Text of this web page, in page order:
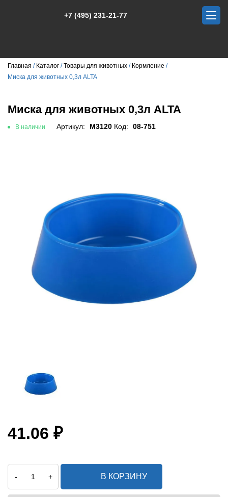
+7 (495) 231-21-77
Главная Каталог Товары для животных
Кормление
Миска для животных 0,3л ALTA
Миска для животных 0,3л ALTA
В наличии Артикул: М3120 Код: 08-751
41.06 ₽
- + В КОРЗИНУ